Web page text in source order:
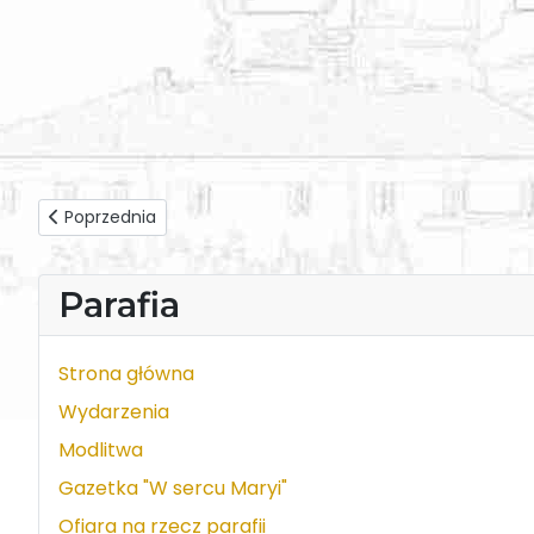
Parafia
Strona główna
Wydarzenia
Modlitwa
Gazetka "W sercu Maryi"
Ofiara na rzecz parafii
Poprzednia strona: Ks. Józef Trąbka - Homilia z dnia 2017-
Poprzednia